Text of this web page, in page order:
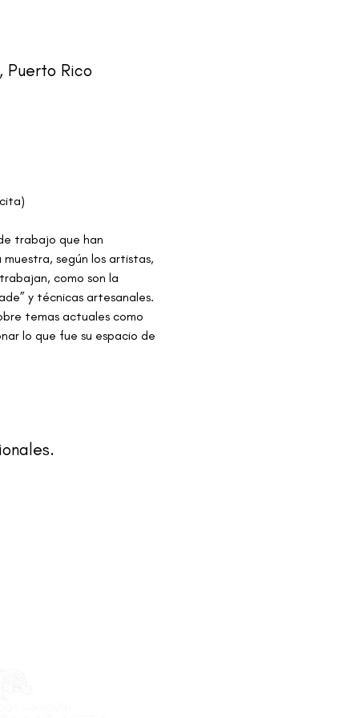
Puerto Rico
trabajo que han
según los artistas,
como son la
y técnicas artesanales.
temas actuales como
lo que fue su espacio de